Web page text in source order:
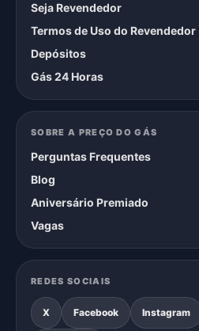
Seja Revendedor
Termos de Uso do Revendedor
Depósitos
Gás 24 Horas
SOBRE A PREÇO DO GÁS
Perguntas Frequentes
Blog
Aniversário Premiado
Vagas
REDES SOCIAIS
X Facebook Instagram